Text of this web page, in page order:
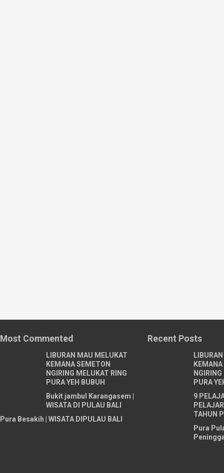
Most Commented
LIBURAN MAU MELUKAT
KEMANA SEMETON
NGIRING MELUKAT RING
PURA YEH BUBUH
Bukit jambul Karangasem |
WISATA DI PULAU BALI
Pura Besakih | WISATA DIPULAU BALI
Recent Posts
PURA
9
TAHUN
Pura